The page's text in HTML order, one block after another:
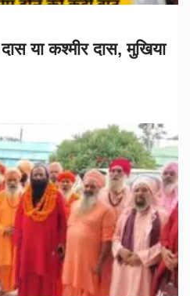
या कश्मीर दास, मुखिया